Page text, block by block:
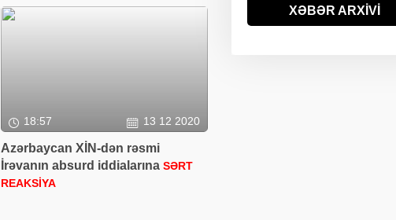
18:57 13 12 2020
Azərbaycan XİN-dən rəsmi
İrəvanın absurd iddialarınaSƏRT
REAKSİYA
ABŞ-da uçan
hərbi versiyası ilk dəfə
XƏBƏR ARXİVİ